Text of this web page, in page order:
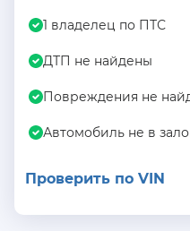
1 владелец по ПТС
ДТП не найдены
Повреждения не
Автомобиль не в
Проверить по VIN